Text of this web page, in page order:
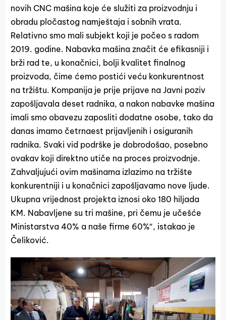
novih CNC mašina koje će služiti za proizvodnju i
obradu pločastog namještaja i sobnih vrata.
Relativno smo mali subjekt koji je počeo s radom
2019. godine. Nabavka mašina značit će efikasniji i
brži rad te, u konačnici, bolji kvalitet finalnog
proizvoda, čime ćemo postići veću konkurentnost
na tržištu. Kompanija je prije prijave na Javni poziv
zapošljavala deset radnika, a nakon nabavke mašina
imali smo obavezu zaposliti dodatne osobe, tako da
danas imamo četrnaest prijavljenih i osiguranih
radnika. Svaki vid podrške je dobrodošao, posebno
ovakav koji direktno utiče na proces proizvodnje.
Zahvaljujući ovim mašinama izlazimo na tržište
konkurentniji i u konačnici zapošljavamo nove ljude.
Ukupna vrijednost projekta iznosi oko 180 hiljada
KM. Nabavljene su tri mašine, pri čemu je učešće
Ministarstva 40% a naše firme 60%“, istakao je
Čeliković.